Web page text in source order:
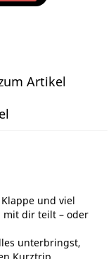
Artikel
und viel
mit dir teilt – oder
unterbringst,